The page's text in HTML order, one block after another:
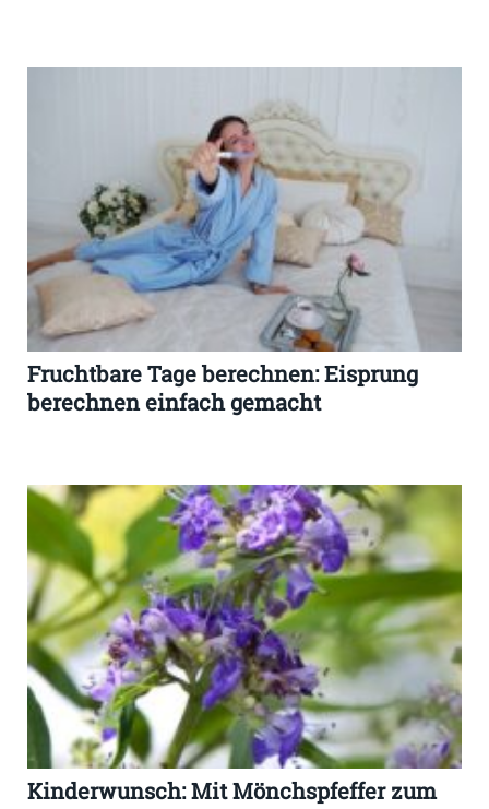
Fruchtbare Tage berechnen: Eisprung
berechnen einfach gemacht
Kinderwunsch: Mit Mönchspfeffer zum